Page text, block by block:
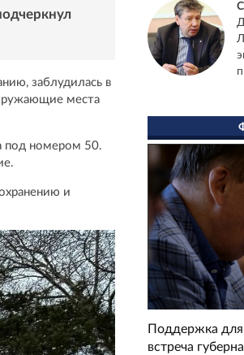
заблудилась в
места
под номером 50.
и
Поддержка для
встреча